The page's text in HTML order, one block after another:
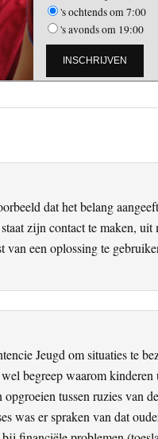
's ochtends om 7:00
's avonds om 19:00
dat het belang
zijn contact te maken, uit
een oplossing te
Jeugd om situaties te
begreep waarom
tussen ruzies van
was er spraken van dat